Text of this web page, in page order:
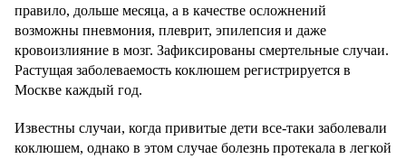
правило, дольше месяца, а в качестве осложнений
возможны пневмония, плеврит, эпилепсия и даже
кровоизлияние в мозг. Зафиксированы смертельные случаи.
Растущая заболеваемость коклюшем регистрируется в
Москве каждый год.
Известны случаи, когда привитые дети все-таки заболевали
коклюшем, однако в этом случае болезнь протекала в легкой